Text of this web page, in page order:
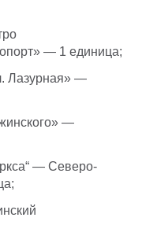
— 1 единица;
Лазурная» —
—
— Северо-